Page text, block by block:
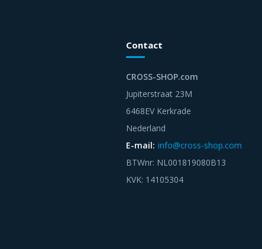
Contact
CROSS-SHOP.com
Jupiterstraat 23M
6468EV Kerkrade
Nederland
E-mail: info@cross-shop.com
BTWnr: NL001819080B13
KVK: 14105304